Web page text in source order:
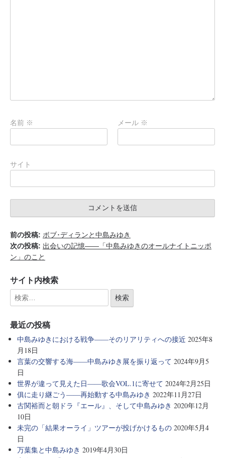
名前 ※ メール ※
サイト
前の投稿: ボブ･ディランと中島みゆき
次の投稿: 出会いの記憶――「中島みゆきのオールナイトニッポ
ン」のこと
サイト内検索
最近の投稿
中島みゆきにおける戦争――そのリアリティへの接近 2025年8
月18日
言葉の交響する海――中島みゆき展を振り返って 2024年9月5
日
世界が違って見えた日――歌会VOL.1に寄せて 2024年2月25日
俱に走り継ごう――再始動する中島みゆき 2022年11月27日
古関裕而と朝ドラ『エール』、そして中島みゆき 2020年12月
10日
未完の「結果オーライ」ツアーが投げかけるもの 2020年5月4
日
万葉集と中島みゆき 2019年4月30日